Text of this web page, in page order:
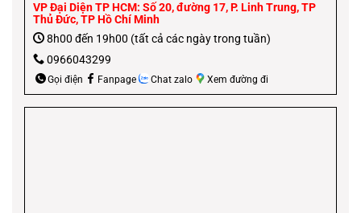
VP Đại Diện TP HCM: Số 20, đường 17, P. Linh Trung, TP
Thủ Đức, TP Hồ Chí Minh
8h00 đến 19h00 (tất cả các ngày trong tuần)
0966043299
Gọi điện Fanpage Chat zalo Xem đường đi